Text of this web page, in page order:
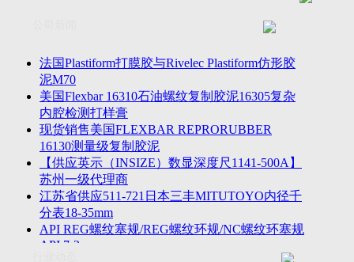
惠氏螺纹规、Tru-thread石油螺纹规、美国Gagemaker单项仪，
士TESA测高仪、德国Mahr马尔粗糙度仪、数显深度尺、东精
影像仪、英国Zodiac gauge、英国Original Gauge螺纹规等。
法国Plastiform打膜胶与Rivelec Plastiform仿形胶
泥M70
美国Flexbar 16310石油螺纹复制胶泥16305复杂
内腔检测打样膏
现货销售美国FLEXBAR REPRORUBBER
16130测量级复制胶泥
【供应英示（INSIZE）数显深度尺1141-500A】
苏州一级代理商
江苏省供应511-721日本三丰MITUTOYO内径千
分表18-35mm
API REG螺纹塞规/REG螺纹环规/NC螺纹环塞规
API 7-2